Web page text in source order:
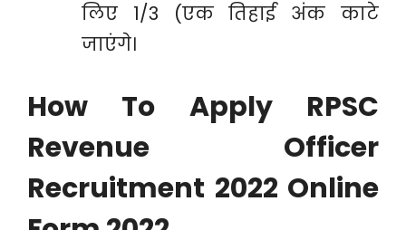
लिए 1/3 (एक तिहाई अंक काटे
जाएंगे।
How To Apply RPSC
Revenue Officer
Recruitment 2022 Online